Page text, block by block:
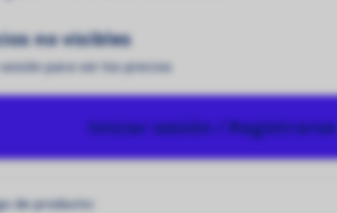
no visibles
para ver los precios
Iniciar sesión / Registrarse
de producto: